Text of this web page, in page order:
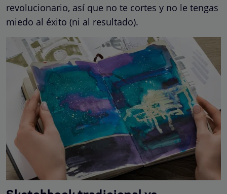
revolucionario, así que no te cortes y no le tengas
miedo al éxito (ni al resultado).